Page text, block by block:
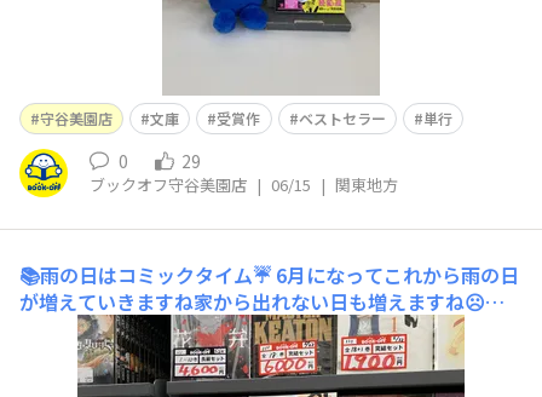
守谷美園店 文庫 受賞作 ベストセラー 単行
0 29
ブックオフ守谷美園店 | 06/15 | 関東地方
📚雨の日はコミックタイム☔️ 6月になってこれから雨の日
が増えていきますね家から出れない日も増えますね☹️そ
んな時は長編コミックをゆっくり読むチャンス！🥳当店に
はオススメのセットコミックがいっぱいです✌️ご来店お待
ちしてます😊